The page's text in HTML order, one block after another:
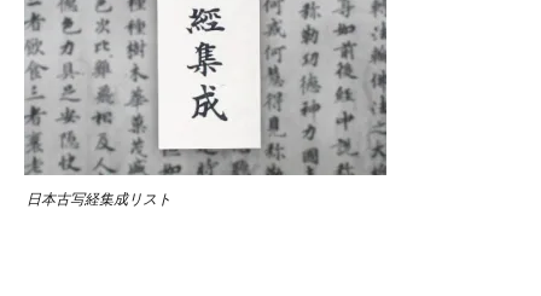
日本古写経集成リスト